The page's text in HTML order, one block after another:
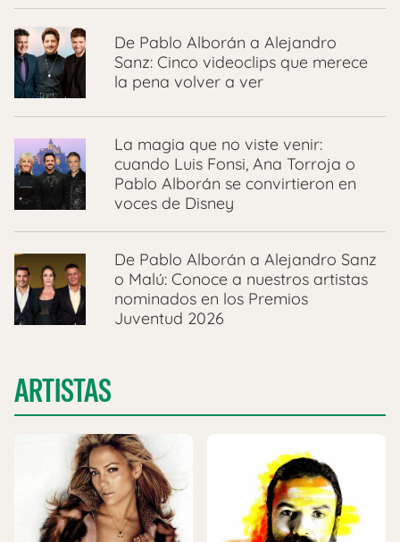
De Pablo Alborán a Alejandro
Sanz: Cinco videoclips que merece
la pena volver a ver
La magia que no viste venir:
cuando Luis Fonsi, Ana Torroja o
Pablo Alborán se convirtieron en
voces de Disney
De Pablo Alborán a Alejandro Sanz
o Malú: Conoce a nuestros artistas
nominados en los Premios
Juventud 2026
ARTISTAS